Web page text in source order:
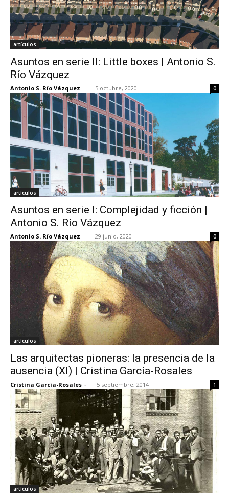
artículos
Asuntos en serie II: Little boxes | Antonio S.
Río Vázquez
Antonio S. Río Vázquez - 5 octubre, 2020 0
artículos
Asuntos en serie I: Complejidad y ficción |
Antonio S. Río Vázquez
Antonio S. Río Vázquez - 29 junio, 2020 0
artículos
Las arquitectas pioneras: la presencia de la
ausencia (XI) | Cristina García-Rosales
Cristina García-Rosales - 5 septiembre, 2014 1
artículos